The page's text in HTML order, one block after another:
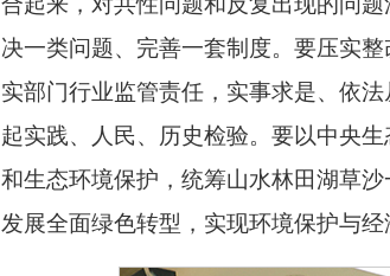
决一类问题、完善一套制度。要压实
实部门行业监管责任，实事求是、依
起实践、人民、历史检验。要以中央
和生态环境保护，统筹山水林田湖草
发展全面绿色转型，实现环境保护与经